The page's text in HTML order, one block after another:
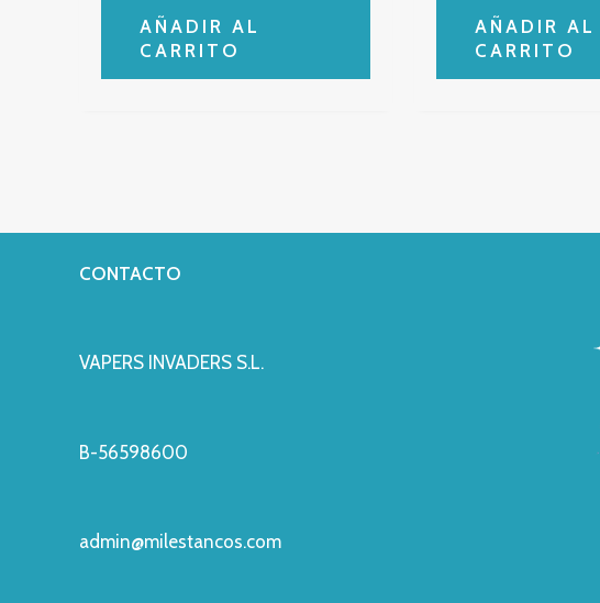
AÑADIR AL
CARRITO
AÑADIR AL
CARRITO
CONTACTO
VAPERS INVADERS S.L.
B-56598600
admin@milestancos.com